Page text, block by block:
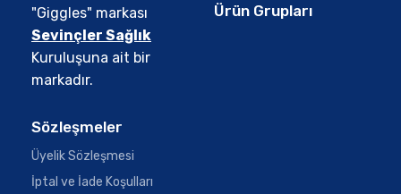
"Giggles" markası
Sevinçler Sağlık
Kuruluşuna ait bir
markadır.
Sözleşmeler
Üyelik Sözleşmesi
İptal ve İade Koşulları
Ürün Grupları